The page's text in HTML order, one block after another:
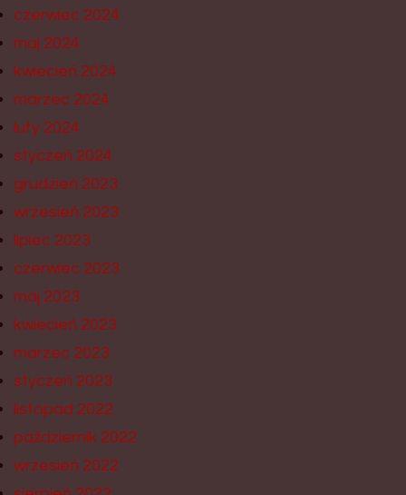
czerwiec 2024
maj 2024
kwiecień 2024
marzec 2024
luty 2024
styczeń 2024
grudzień 2023
wrzesień 2023
lipiec 2023
czerwiec 2023
maj 2023
kwiecień 2023
marzec 2023
styczeń 2023
listopad 2022
październik 2022
wrzesień 2022